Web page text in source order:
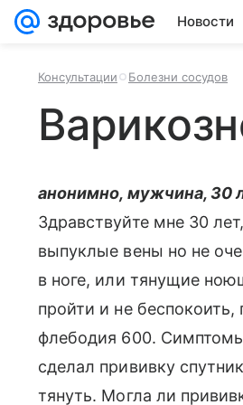
Новости
Консультации Болезни сосудов
анонимно, мужчина, 30
Здравствуйте мне 30
выпуклые вены но не
в ноге, или тянущие
пройти и не
флебодия 600.
сделал прививку
тянуть. Могла ли